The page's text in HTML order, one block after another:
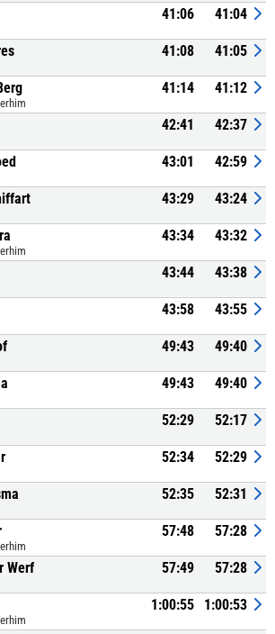
41:06 41:04
41:08 41:05
41:14 41:12
42:41 42:37
43:01 42:59
43:29 43:24
43:34 43:32
43:44 43:38
43:58 43:55
49:43 49:40
49:43 49:40
52:29 52:17
52:34 52:29
52:35 52:31
57:48 57:28
Werf 57:49 57:28
1:00:55 1:00:53